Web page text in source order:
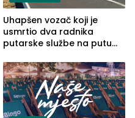
Uhapšen vozač koji je
usmrtio dva radnika
putarske službe na putu
(FOTO)